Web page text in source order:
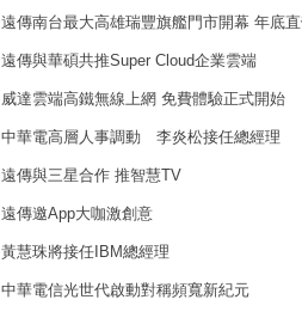
遠傳南台最大高雄瑞豐旗艦門市開幕 年底
遠傳與華碩共推Super Cloud企業雲端
威達雲端高鐵無線上網 免費體驗正式開始
中華電高層人事調動 李炎松接任總經理
遠傳與三星合作 推智慧TV
遠傳邀App大咖激創意
黃慧珠將接任IBM總經理
中華電信光世代啟動對稱頻寬新紀元